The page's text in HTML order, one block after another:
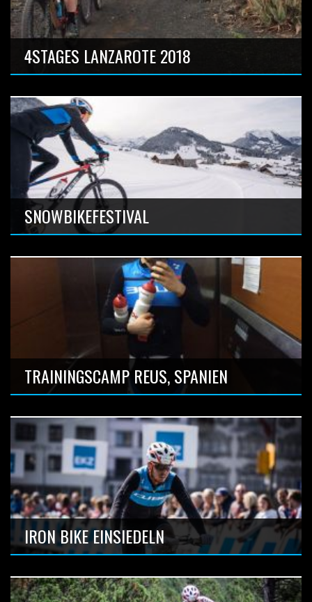
Bike Marathon im Wallis
Anzahl Bilder: 13
Wunder schöner Bikemarathon am Reschensee
Anzahl Bilder: 8
4STAGES LANZAROTE 2018
4stages Bike Rennen auf Lanzarote
SNOWBIKEFESTIVAL
UCI S1 STAGERACE ON SNOW
Anzahl Bilder: 4
TRAININGSCAMP REUS, SPANIEN
IRON BIKE EINSIEDELN